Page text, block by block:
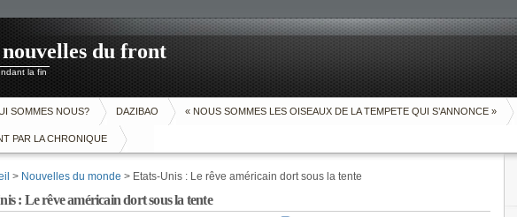
nouvelles du front
la fin
SOMMES NOUS? DAZIBAO « NOUS SOMMES LES OISEAUX DE LA TEMPETE QUI S’ANNONCE »
PAR LA CHRONIQUE
> Nouvelles du monde > Etats-Unis : Le rêve américain dort sous la tente
: Le rêve américain dort sous la tente